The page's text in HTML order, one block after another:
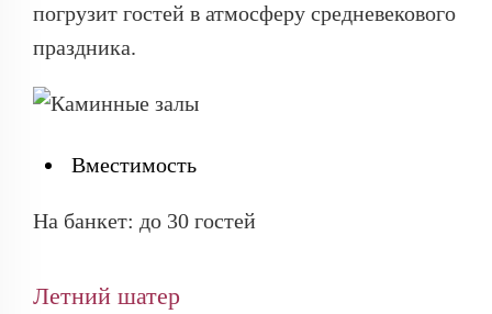
погрузит гостей в атмосферу средневекового
праздника.
Вместимость
На банкет: до 30 гостей
Летний шатер